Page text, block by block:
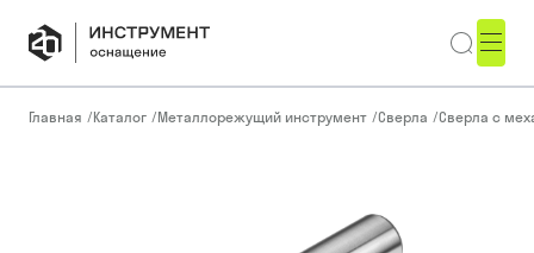
Главная /Каталог /Металлорежущий инструмент /Сверла /Сверла с